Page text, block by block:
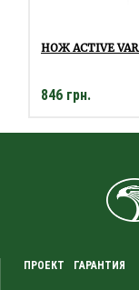
НОЖ ACTIVE
846 грн.
ПРОЕКТ ГАРАНТИЯ